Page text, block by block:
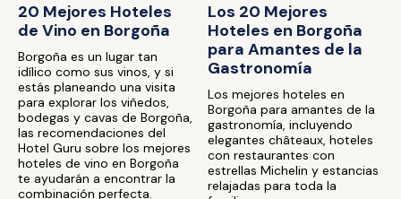
20 Mejores Hoteles
de Vino en Borgoña
Borgoña es un lugar tan
idílico como sus vinos, y si
estás planeando una visita
para explorar los viñedos,
bodegas y cavas de Borgoña,
las recomendaciones del
Hotel Guru sobre los mejores
hoteles de vino en Borgoña
te ayudarán a encontrar la
combinación perfecta.
Los 20 Mejores
Hoteles en Borgoña
para Amantes de la
Gastronomía
Los mejores hoteles en
Borgoña para amantes de la
gastronomía, incluyendo
elegantes châteaux, hoteles
con restaurantes con
estrellas Michelin y estancias
relajadas para toda la